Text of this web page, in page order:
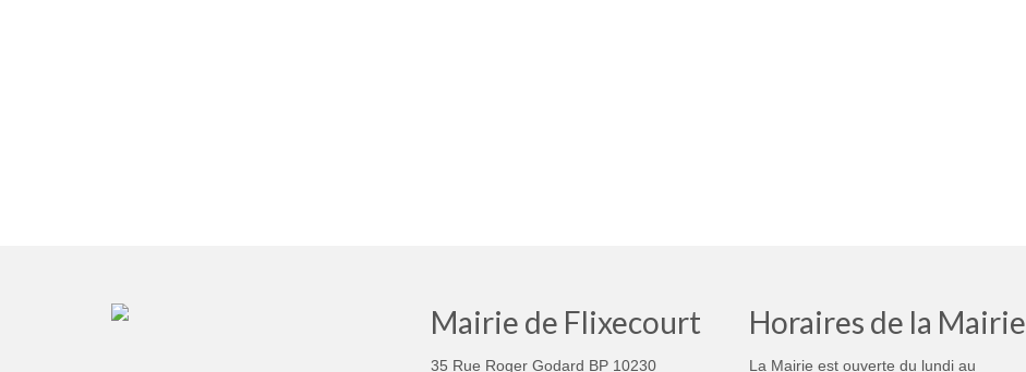
Mairie de Flixecourt
35 Rue Roger Godard BP 10230
Horaires de la Mairie
La Mairie est ouverte du lundi au